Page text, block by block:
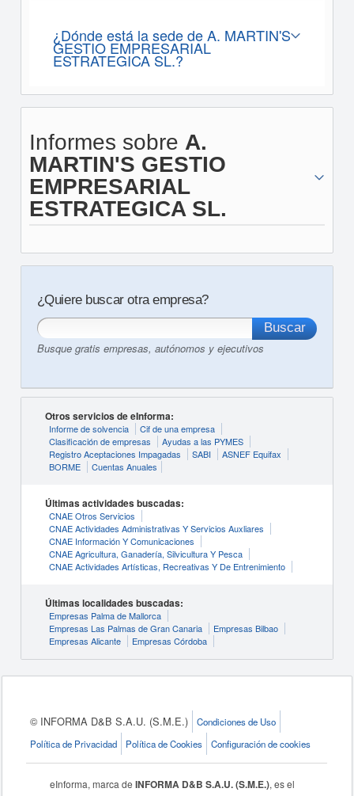
¿Dónde está la sede de A. MARTIN'S
GESTIO EMPRESARIAL
ESTRATEGICA SL.?
Informes sobre A.
MARTIN'S GESTIO
EMPRESARIAL
ESTRATEGICA SL.
¿Quiere buscar otra empresa?
Busque gratis empresas, autónomos y ejecutivos
Otros servicios de eInforma:
Informe de solvencia
Cif de una empresa
Clasificación de empresas
Ayudas a las PYMES
Registro Aceptaciones Impagadas
SABI
ASNEF Equifax
BORME
Cuentas Anuales
Últimas actividades buscadas:
CNAE Otros Servicios
CNAE Actividades Administrativas Y Servicios Auxliares
CNAE Información Y Comunicaciones
CNAE Agricultura, Ganadería, Silvicultura Y Pesca
CNAE Actividades Artísticas, Recreativas Y De Entrenimiento
Últimas localidades buscadas:
Empresas Palma de Mallorca
Empresas Las Palmas de Gran Canaria
Empresas Bilbao
Empresas Alicante
Empresas Córdoba
© INFORMA D&B S.A.U. (S.M.E.)
Condiciones de Uso
Política de Privacidad
Política de Cookies Configuración de cookies
eInforma, marca deINFORMA D&B S.A.U. (S.M.E.), es el